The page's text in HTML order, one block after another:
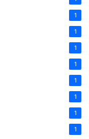
1
1
1
1
1
1
1
1